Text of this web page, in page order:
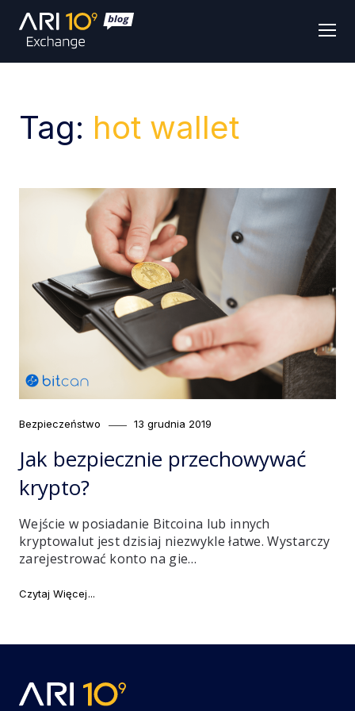
Tag: hot wallet
Category
Bezpieczeństwo
Posted
13 grudnia 2019
Jak bezpiecznie przechowywać
krypto?
Wejście w posiadanie Bitcoina lub innych
kryptowalut jest dzisiaj niezwykle łatwe. Wystarczy
zarejestrować konto na gie…
Czytaj Więcej